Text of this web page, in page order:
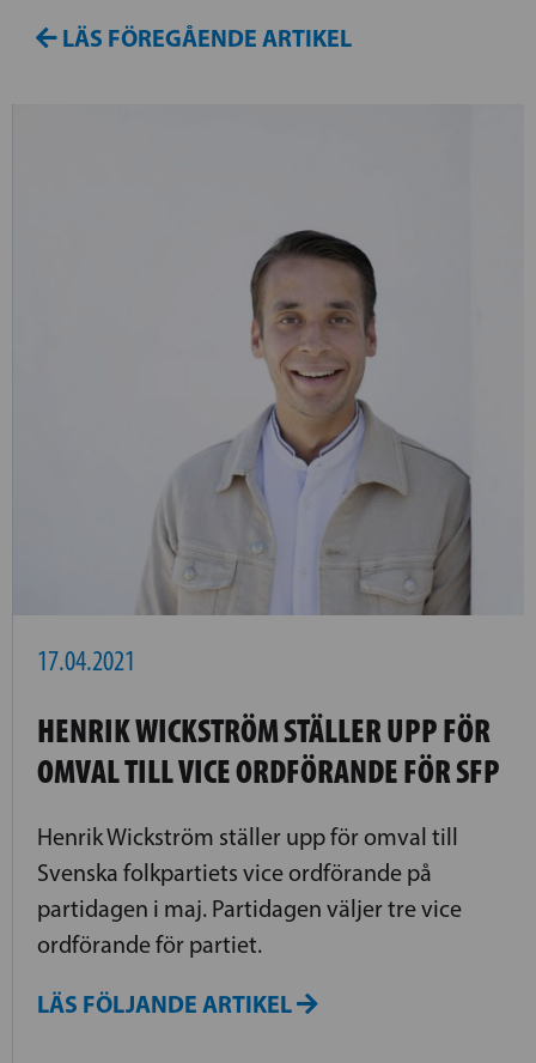
LÄS FÖREGÅENDE ARTIKEL
17.04.2021
HENRIK WICKSTRÖM STÄLLER UPP FÖR
OMVAL TILL VICE ORDFÖRANDE FÖR SFP
Henrik Wickström ställer upp för omval till
Svenska folkpartiets vice ordförande på
partidagen i maj. Partidagen väljer tre vice
ordförande för partiet.
LÄS FÖLJANDE ARTIKEL